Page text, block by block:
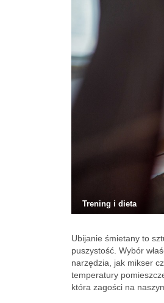
Trening i dieta
Ubijanie śmietany to
puszystość. Wybór
narzędzia, jak mikser
temperatury
która zagości na